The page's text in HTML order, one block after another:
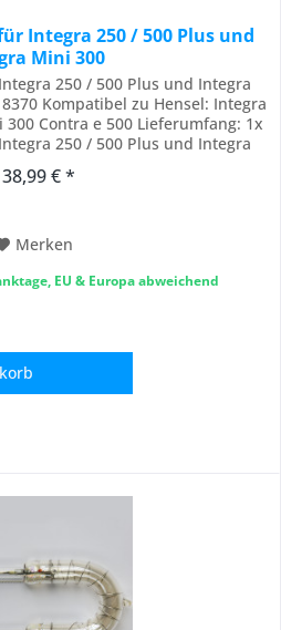
Integra 250 / 500 Plus und
Mini 300
250 / 500 Plus und Integra
Kompatibel zu Hensel: Integra
Contra e 500 Lieferumfang: 1x
250 / 500 Plus und Integra
€ *
Merken
EU & Europa abweichend